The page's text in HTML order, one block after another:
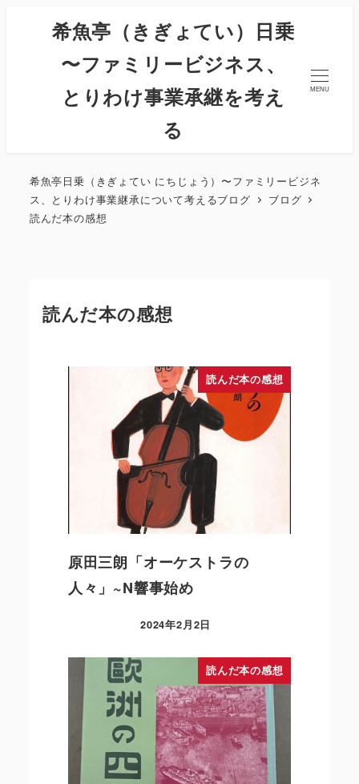
希魚亭（きぎょてい）日乗
〜ファミリービジネス、
とりわけ事業承継を考え
る
MENU
希魚亭日乗（きぎょてい にちじょう）〜ファミリービジネ
ス、とりわけ事業継承について考えるブログ
ブログ
読んだ本の感想
読んだ本の感想
読んだ本の感想
原田三朗「オーケストラの
人々」~N響事始め
2024年2月2日
読んだ本の感想